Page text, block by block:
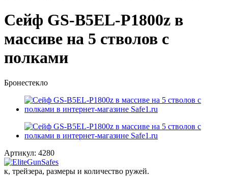
Сейф GS-B5EL-P1800z в
массиве на 5 стволов с
полками
Бронестекло
Артикул: 4280
размеры и количество ружей.